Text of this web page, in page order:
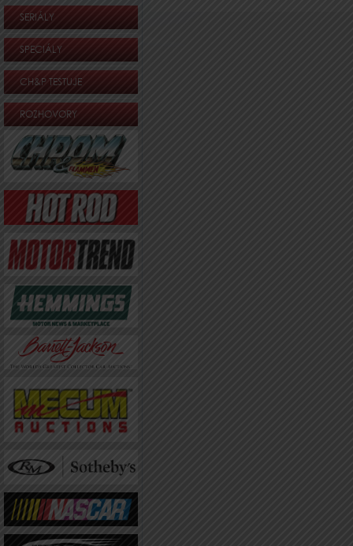
SERIÁLY
SPECIÁLY
CH&P TESTUJE
ROZHOVORY